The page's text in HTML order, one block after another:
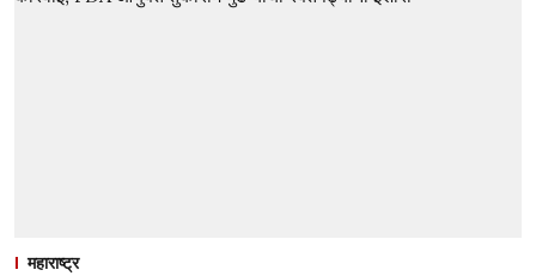
महाराष्ट्र